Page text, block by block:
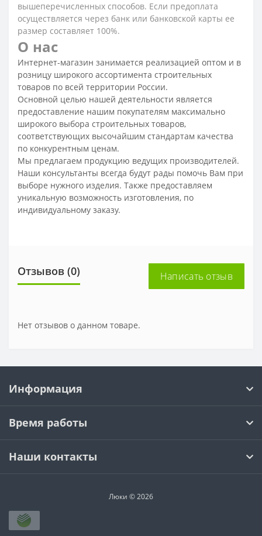
вышеперечисленных способов. Если предоплата
осуществляется через банк или банковской карты ее
размер составляет 100%.
О нас
Интернет-магазин занимается реализацией оптом и в
розницу широкого ассортимента строительных
товаров по всей территории России.
Основной целью нашей деятельности является
предоставление нашим покупателям максимально
широкого выбора строительных товаров,
соответствующих высочайшим стандартам качества
по конкурентным ценам.
Мы предлагаем продукцию ведущих производителей.
Наши консультанты всегда будут рады помочь Вам при
выборе нужного изделия. Также предоставляем
уникальную возможность изготовления, по
индивидуальному заказу.
Отзывов (0) Написать отзыв
Нет отзывов о данном товаре.
Информация
Время работы
Наши контакты
Люки © 2026